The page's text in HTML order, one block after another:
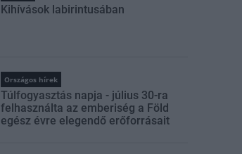
Kihívások labirintusában
Országos hírek
Túlfogyasztás napja - július 30-ra
felhasználta az emberiség a Föld
egész évre elegendő erőforrásait